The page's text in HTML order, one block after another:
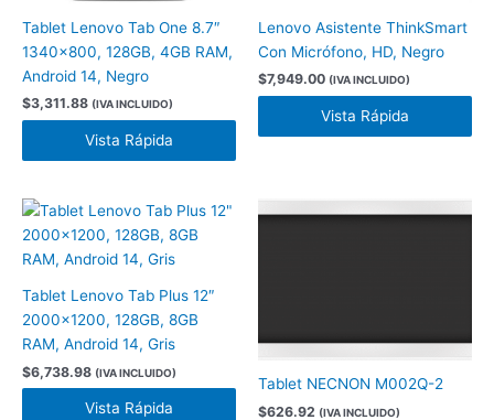
Tablet Lenovo Tab One 8.7″
1340×800, 128GB, 4GB RAM,
Android 14, Negro
$3,311.88 (IVA INCLUIDO)
Vista Rápida
Lenovo Asistente ThinkSmart
Con Micrófono, HD, Negro
$7,949.00 (IVA INCLUIDO)
Vista Rápida
Tablet Lenovo Tab Plus 12″
2000×1200, 128GB, 8GB
RAM, Android 14, Gris
$6,738.98 (IVA INCLUIDO)
Vista Rápida
Tablet NECNON M002Q-2
$626.92 (IVA INCLUIDO)